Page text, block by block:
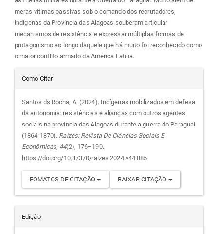
meras vítimas passivas sob o comando dos recrutadores,
indígenas da Província das Alagoas souberam articular
mecanismos de resistência e expressar múltiplas formas de
protagonismo ao longo daquele que há muito foi reconhecido como
o maior conflito armado da América Latina.
Detalhes
do
artigo
Como Citar
Santos ds Rocha, A. (2024). Indígenas mobilizados em defesa
da autonomia: resistências e alianças com outros agentes
sociais na província das Alagoas durante a guerra do Paraguai
(1864-1870). Raízes: Revista De Ciências Sociais E
Econômicas, 44(2), 176–190.
https://doi.org/10.37370/raizes.2024.v44.885
FOMATOS DE CITAÇÃO BAIXAR CITAÇÃO
Edição